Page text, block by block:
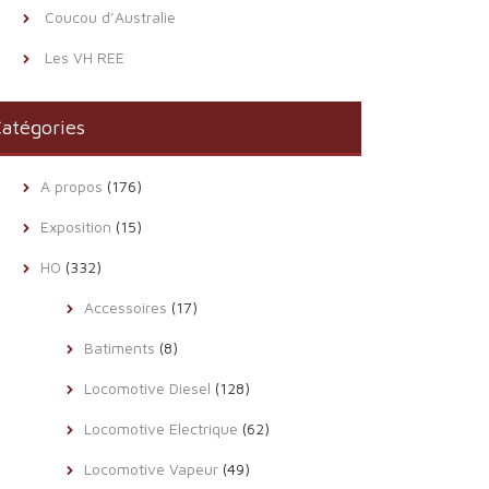
Coucou d’Australie
Les VH REE
A propos (176)
Exposition (15)
HO (332)
Accessoires (17)
Batiments (8)
Locomotive Diesel (128)
Locomotive Electrique (62)
Locomotive Vapeur (49)